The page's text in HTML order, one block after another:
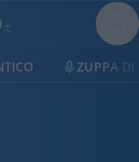
ZUPPA DI